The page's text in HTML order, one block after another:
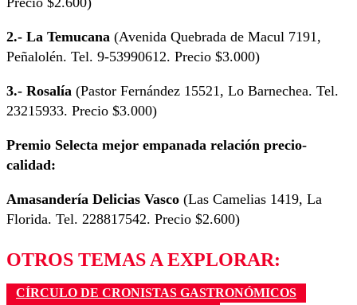
2.- La Temucana (Avenida Quebrada de Macul 7191,
Peñalolén. Tel. 9-53990612. Precio $3.000)
3.- Rosalía (Pastor Fernández 15521, Lo Barnechea. Tel.
23215933. Precio $3.000)
Premio Selecta mejor empanada relación precio-
calidad:
Amasandería Delicias Vasco (Las Camelias 1419, La
Florida. Tel. 228817542. Precio $2.600)
OTROS TEMAS A EXPLORAR:
CÍRCULO DE CRONISTAS GASTRONÓMICOS